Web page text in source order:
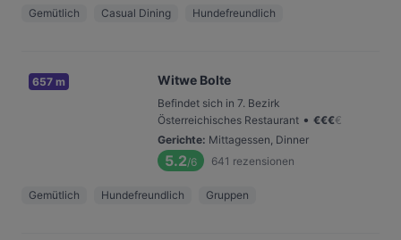
Gemütlich Casual Dining Hundefreundlich
657 m Witwe Bolte
Befindet sich in 7. Bezirk
Österreichisches Restaurant • €€€€
Gerichte: Mittagessen, Dinner
5.2/6 641 rezensionen
Gemütlich Hundefreundlich Gruppen